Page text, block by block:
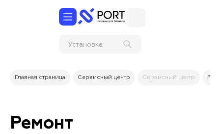
Установка
торговлей, Роз
Главная страница Сервисный центр Сервисный центр
Ремонт